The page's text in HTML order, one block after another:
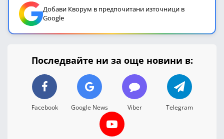
Добави Кворум в предпочитани източници в
Google
Последвайте ни за още новини в:
Facebook Google News Viber Telegram